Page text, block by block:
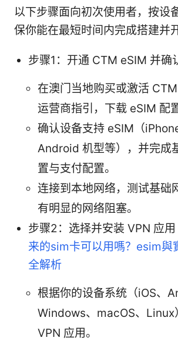
以下步骤面向初次使用者，按设
保你能在最短时间内完成搭建并
步骤1：开通 CTM eSIM 并确
在澳门当地购买或激活
运营商指引，下载 eSIM 配
确认设备支持 eSIM（
Android 机型等），并完成
置与支付配置。
连接到本地网络，测试基础
有明显的网络阻塞。
步骤2：选择并安装 VPN 应用
来的sim卡可以用嗎？esim與
全解析
根据你的设备系统（iOS、
Windows、macOS、Linux
VPN 应用。